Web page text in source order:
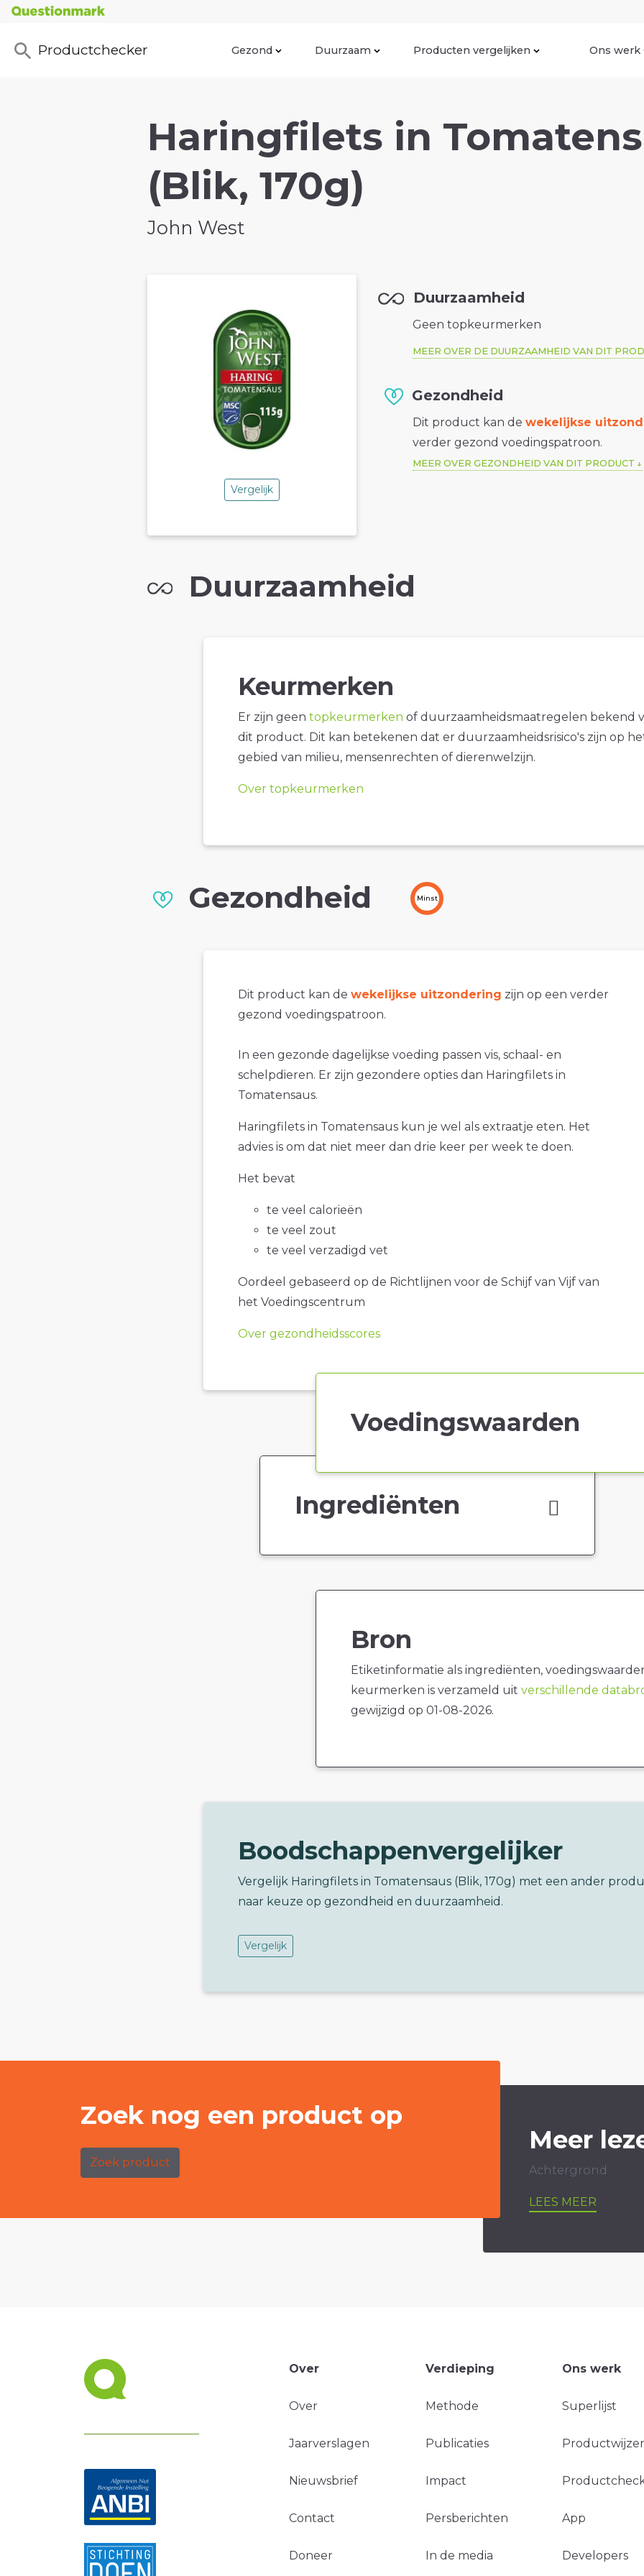
Productchecker Gezond Duurzaam Producten vergelijken Ons werk
Haringfilets in
(Blik, 170g)
John West
Vergelijk
Duurzaamheid
Geen topkeurmerken
MEER OVER DE DUURZAAMHEID VAN DIT
Gezondheid
Dit product kan dewekelijkse
verder gezond voedingspatroon.
MEER OVER GEZONDHEID VAN DIT PRODUCT
Duurzaamheid
Keurmerken
Er zijn geen topkeurmerken of duurzaamheidsmaatregelen bekend
dit product. Dit kan betekenen dat er duurzaamheidsrisico's zijn op
gebied van milieu, mensenrechten of dierenwelzijn.
Over topkeurmerken
Gezondheid Minst
Dit product kan de wekelijkse uitzondering zijn op een verder
gezond voedingspatroon.
In een gezonde dagelijkse voeding passen vis, schaal- en
schelpdieren. Er zijn gezondere opties dan Haringfilets in
Tomatensaus.
Haringfilets in Tomatensaus kun je wel als extraatje eten. Het
advies is om dat niet meer dan drie keer per week te doen.
Het bevat
te veel calorieën
te veel zout
te veel verzadigd vet
Oordeel gebaseerd op de Richtlijnen voor de Schijf van Vijf van
het Voedingscentrum
Over gezondheidsscores
Voedingswaarden
Ingrediënten
Bron
Etiketinformatie als ingrediënten,
keurmerken is verzameld uit verschillende
gewijzigd op 01-08-2026.
Boodschappenvergelijker
Vergelijk Haringfilets in Tomatensaus (Blik, 170g) met een ander
naar keuze op gezondheid en duurzaamheid.
Vergelijk
Zoek nog een product op
Zoek product
Meer
Achtergrond
LEES MEER
Over
Over
Jaarverslagen
Nieuwsbrief
Contact
Doneer
Verdieping
Methode
Publicaties
Impact
Persberichten
In de media
Ons werk
Superlijst
App
Developers